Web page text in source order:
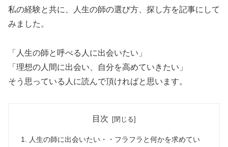
私の経験と共に、人生の師の選び方、探し方を記事にして
みました。
「人生の師と呼べる人に出会いたい」
「理想の人間に出会い、自分を高めていきたい」
そう思っている人に読んで頂ければと思います。
目次
人生の師に出会いたい・・フラフラと何かを求めてい